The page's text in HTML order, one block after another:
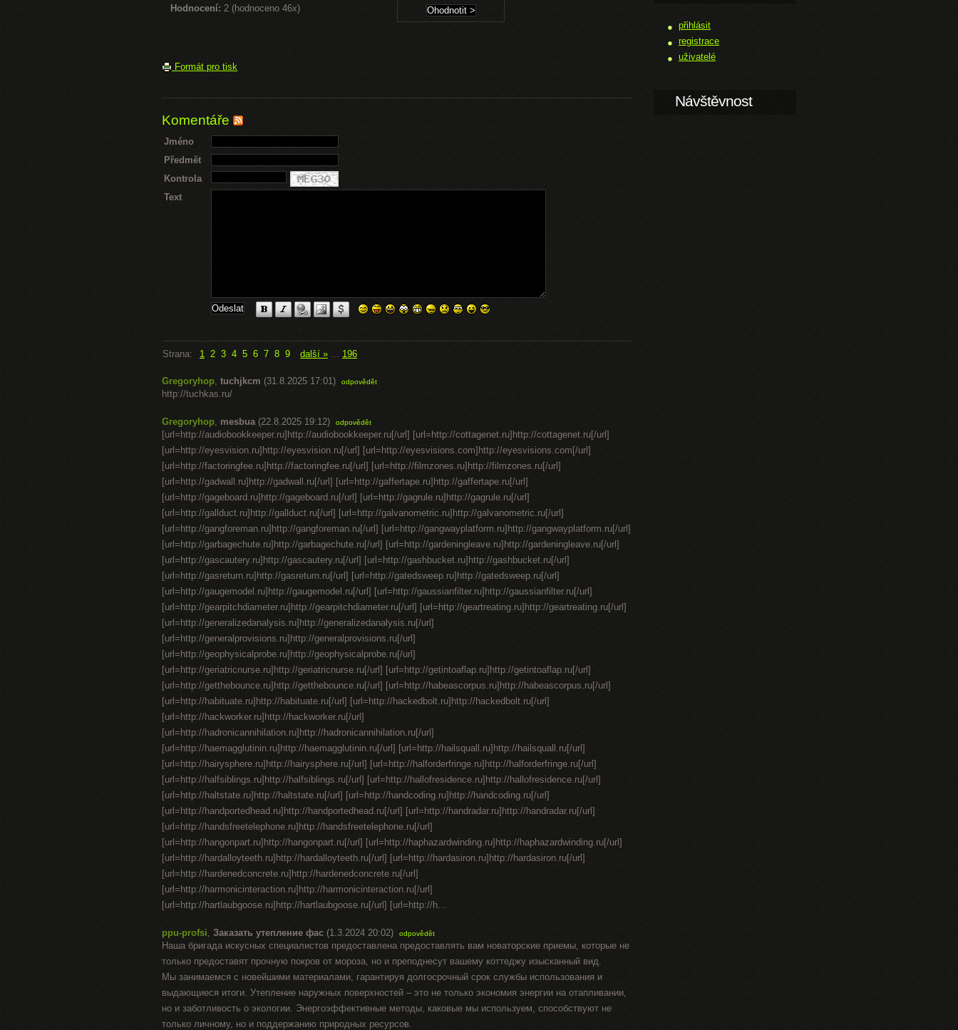
Hodnocení: 2 (hodnoceno 46x)
Formát pro tisk
Komentáře
Jméno
Předmět
Kontrola
Text
Strana: 1 2 3 4 5 6 7 8 9 další » ... 196
Gregoryhop, tuchjkcm (31.8.2025 17:01) odpovědět
http://tuchkas.ru/
Gregoryhop, mesbua (22.8.2025 19:12) odpovědět
[url=http://audiobookkeeper.ru]http://audiobookkeeper.ru[/url] [url=http://cottagenet.ru]http://cottagenet.ru[/url]
[url=http://eyesvision.ru]http://eyesvision.ru[/url] [url=http://eyesvisions.com]http://eyesvisions.com[/url]
[url=http://factoringfee.ru]http://factoringfee.ru[/url] [url=http://filmzones.ru]http://filmzones.ru[/url]
[url=http://gadwall.ru]http://gadwall.ru[/url] [url=http://gaffertape.ru]http://gaffertape.ru[/url]
[url=http://gageboard.ru]http://gageboard.ru[/url] [url=http://gagrule.ru]http://gagrule.ru[/url]
[url=http://gallduct.ru]http://gallduct.ru[/url] [url=http://galvanometric.ru]http://galvanometric.ru[/url]
[url=http://gangforeman.ru]http://gangforeman.ru[/url] [url=http://gangwayplatform.ru]http://gangwayplatform.ru[/url]
[url=http://garbagechute.ru]http://garbagechute.ru[/url] [url=http://gardeningleave.ru]http://gardeningleave.ru[/url]
[url=http://gascautery.ru]http://gascautery.ru[/url] [url=http://gashbucket.ru]http://gashbucket.ru[/url]
[url=http://gasreturn.ru]http://gasreturn.ru[/url] [url=http://gatedsweep.ru]http://gatedsweep.ru[/url]
[url=http://gaugemodel.ru]http://gaugemodel.ru[/url] [url=http://gaussianfilter.ru]http://gaussianfilter.ru[/url]
[url=http://gearpitchdiameter.ru]http://gearpitchdiameter.ru[/url] [url=http://geartreating.ru]http://geartreating.ru[/url]
[url=http://generalizedanalysis.ru]http://generalizedanalysis.ru[/url]
[url=http://generalprovisions.ru]http://generalprovisions.ru[/url]
[url=http://geophysicalprobe.ru]http://geophysicalprobe.ru[/url]
[url=http://geriatricnurse.ru]http://geriatricnurse.ru[/url] [url=http://getintoaflap.ru]http://getintoaflap.ru[/url]
[url=http://getthebounce.ru]http://getthebounce.ru[/url] [url=http://habeascorpus.ru]http://habeascorpus.ru[/url]
[url=http://habituate.ru]http://habituate.ru[/url] [url=http://hackedbolt.ru]http://hackedbolt.ru[/url]
[url=http://hackworker.ru]http://hackworker.ru[/url]
[url=http://hadronicannihilation.ru]http://hadronicannihilation.ru[/url]
[url=http://haemagglutinin.ru]http://haemagglutinin.ru[/url] [url=http://hailsquall.ru]http://hailsquall.ru[/url]
[url=http://hairysphere.ru]http://hairysphere.ru[/url] [url=http://halforderfringe.ru]http://halforderfringe.ru[/url]
[url=http://halfsiblings.ru]http://halfsiblings.ru[/url] [url=http://hallofresidence.ru]http://hallofresidence.ru[/url]
[url=http://haltstate.ru]http://haltstate.ru[/url] [url=http://handcoding.ru]http://handcoding.ru[/url]
[url=http://handportedhead.ru]http://handportedhead.ru[/url] [url=http://handradar.ru]http://handradar.ru[/url]
[url=http://handsfreetelephone.ru]http://handsfreetelephone.ru[/url]
[url=http://hangonpart.ru]http://hangonpart.ru[/url] [url=http://haphazardwinding.ru]http://haphazardwinding.ru[/url]
[url=http://hardalloyteeth.ru]http://hardalloyteeth.ru[/url] [url=http://hardasiron.ru]http://hardasiron.ru[/url]
[url=http://hardenedconcrete.ru]http://hardenedconcrete.ru[/url]
[url=http://harmonicinteraction.ru]http://harmonicinteraction.ru[/url]
[url=http://hartlaubgoose.ru]http://hartlaubgoose.ru[/url] [url=http://h...
ppu-profsi,Заказать утепление фас (1.3.2024 20:02) odpovědět
Наша бригада искусных специалистов предоставлена предоставлять вам новаторские приемы, которые не
только предоставят прочную покров от мороза, но и преподнесут вашему коттеджу изысканный вид.
Мы занимаемся с новейшими материалами, гарантируя долгосрочный срок службы использования и
выдающиеся итоги. Утепление наружных поверхностей – это не только экономия энергии на отапливании,
но и заботливость о экологии. Энергоэффективные методы, каковые мы используем, способствуют не
только личному, но и поддержанию природных ресурсов.
přihlásit
registrace
uživatelé
Návštěvnost